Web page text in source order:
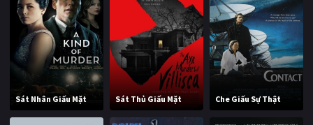
Sát Nhân Giấu Mặt Sát Thủ Giấu Mặt Che Giấu Sự Thật